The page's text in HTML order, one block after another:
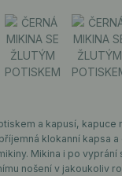
a kapusí, kapuce
klokanní kapsa
Mikina i po vyprání
nošení v jakoukoliv